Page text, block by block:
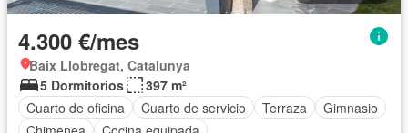
4.300 €/mes
Baix Llobregat, Catalunya
5 Dormitorios
397 m²
Cuarto de oficina
Cuarto de servicio Terraza
Gimnasio